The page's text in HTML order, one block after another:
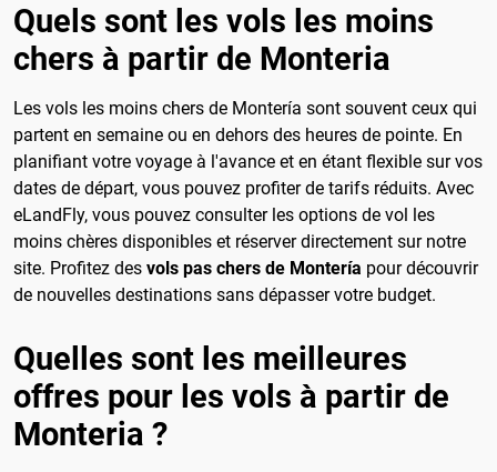
Quels sont les vols les moins
chers à partir de Monteria
Les vols les moins chers de Montería sont souvent ceux qui
partent en semaine ou en dehors des heures de pointe. En
planifiant votre voyage à l'avance et en étant flexible sur vos
dates de départ, vous pouvez profiter de tarifs réduits. Avec
eLandFly, vous pouvez consulter les options de vol les
moins chères disponibles et réserver directement sur notre
site. Profitez des vols pas chers de Montería pour découvrir
de nouvelles destinations sans dépasser votre budget.
Quelles sont les meilleures
offres pour les vols à partir de
Monteria ?